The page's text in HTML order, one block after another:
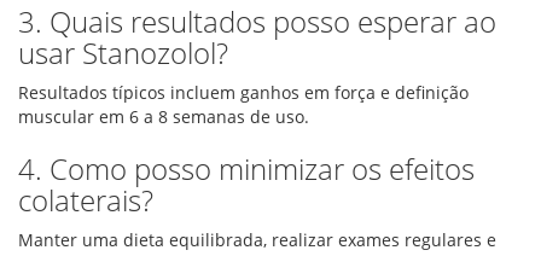
3. Quais resultados posso esperar ao
usar Stanozolol?
Resultados típicos incluem ganhos em força e definição
muscular em 6 a 8 semanas de uso.
4. Como posso minimizar os efeitos
colaterais?
Manter uma dieta equilibrada, realizar exames regulares e